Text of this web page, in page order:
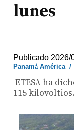
lunes
Publicado 2026/
Panamá América
ETESA ha
115 kilovoltios.